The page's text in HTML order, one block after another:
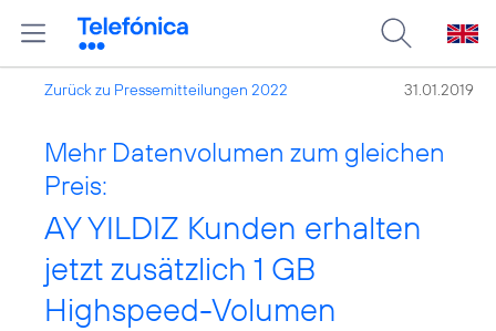
Zurück zu Pressemitteilungen 2022 31.01.2019
Mehr Datenvolumen zum gleichen
Preis:
AY YILDIZ Kunden erhalten
jetzt zusätzlich 1 GB
Highspeed-Volumen